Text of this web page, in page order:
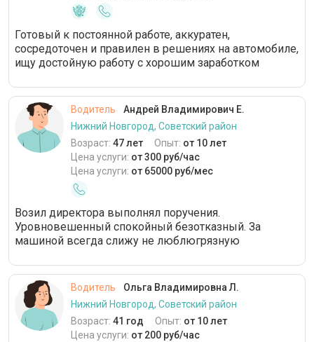
Готовый к постоянной работе, аккуратен,
сосредоточен и правилен в решениях на автомобиле,
ищу достойную работу с хорошим заработком
Водитель
Андрей Владимирович Е.
Нижний Новгород, Советский район
Возраст: 47 лет Опыт: от 10 лет
Цена услуги: от 300 руб/час
Цена услуги: от 65000 руб/мес
Возил директора выполнял поручения.
Уровновешенный спокойный безотказный. За
машиной всегда слижу не люблюгрязную
Водитель
Ольга Владимировна Л.
Нижний Новгород, Советский район
Возраст: 41 год Опыт: от 10 лет
Цена услуги: от 200 руб/час